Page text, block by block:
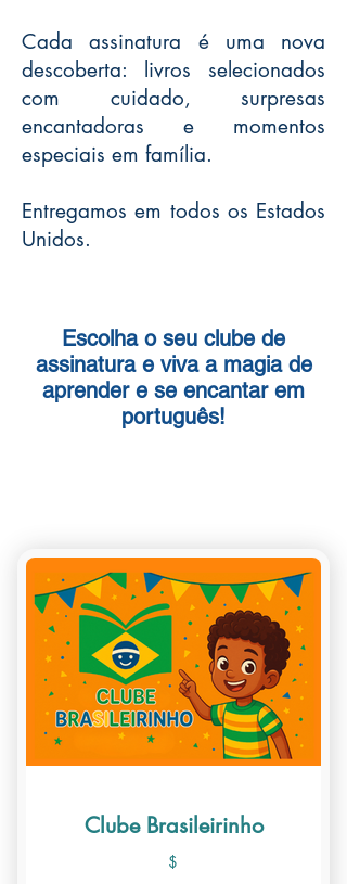
Cada assinatura é uma nova
descoberta: livros selecionados
com cuidado, surpresas
encantadoras e momentos
especiais em família.​
Entregamos em todos os Estados
Unidos.
Escolha o seu clube de
assinatura e viva a magia de
aprender e se encantar em
português!
Clube Brasileirinho
$